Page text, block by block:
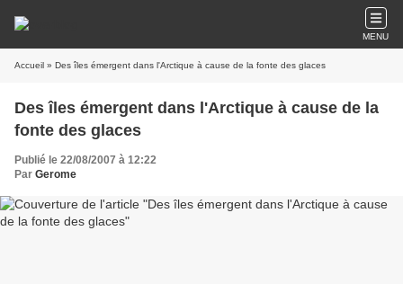
MENU
Accueil » Des îles émergent dans l'Arctique à cause de la fonte des glaces
Des îles émergent dans l'Arctique à cause de la
fonte des glaces
Publié le 22/08/2007 à 12:22
Par Gerome